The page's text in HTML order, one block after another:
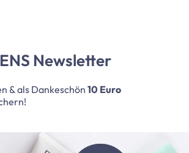
Newsletter
& als Dankeschön 10 Euro